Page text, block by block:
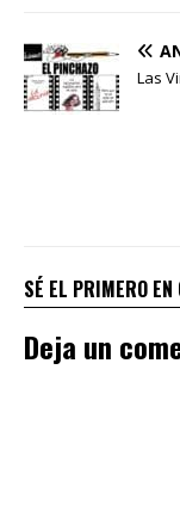
Las
SÉ EL PRIMERO EN
Deja un